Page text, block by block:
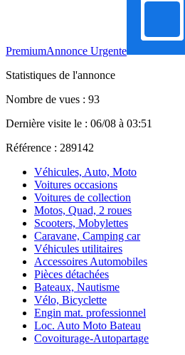
PremiumAnnonce Urgente
Statistiques de l'annonce
Nombre de vues : 93
Dernière visite le : 06/08 à 03:51
Référence : 289142
Véhicules, Auto, Moto
Voitures occasions
Voitures de collection
Motos, Quad, 2 roues
Scooters, Mobylettes
Caravane, Camping car
Véhicules utilitaires
Accessoires Automobiles
Pièces détachées
Bateaux, Nautisme
Vélo, Bicyclette
Engin mat. professionnel
Loc. Auto Moto Bateau
Covoiturage-Autopartage